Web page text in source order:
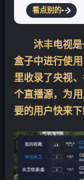
看点别的
沐丰电视
盒子中进行使
里收录了央视
个直播源，为
要的用户快来下